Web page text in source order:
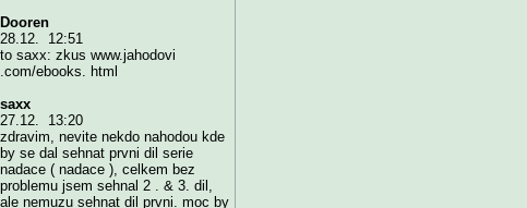
Dooren
28.12. 12:51
to saxx: zkus www.jahodovi
.com/ebooks. html
saxx
27.12. 13:20
zdravim, nevite nekdo nahodou kde
by se dal sehnat prvni dil serie
nadace ( nadace ), celkem bez
problemu jsem sehnal 2 . & 3. dil,
ale nemuzu sehnat dil prvni. moc by